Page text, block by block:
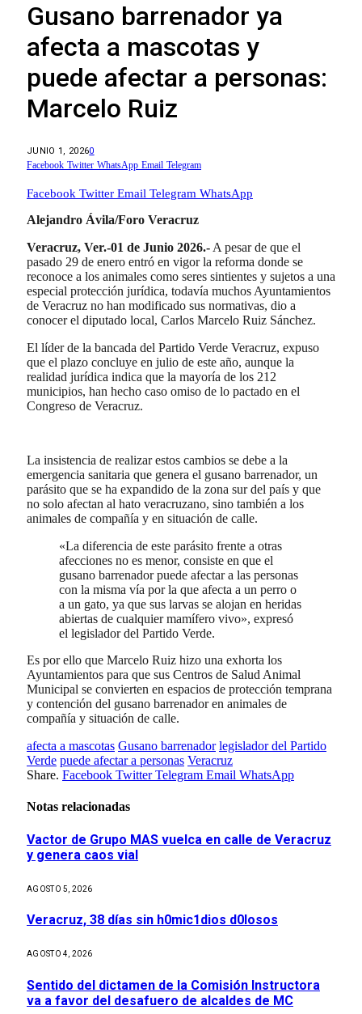
Gusano barrenador ya
afecta a mascotas y
puede afectar a personas:
Marcelo Ruiz
JUNIO 1, 20260
Facebook Twitter WhatsApp Email Telegram
Facebook Twitter Email Telegram WhatsApp
Alejandro Ávila/Foro Veracruz
Veracruz, Ver.-01 de Junio 2026.- A pesar de que el
pasado 29 de enero entró en vigor la reforma donde se
reconoce a los animales como seres sintientes y sujetos a una
especial protección jurídica, todavía muchos Ayuntamientos
de Veracruz no han modificado sus normativas, dio a
conocer el diputado local, Carlos Marcelo Ruiz Sánchez.
El líder de la bancada del Partido Verde Veracruz, expuso
que el plazo concluye en julio de este año, aunque la
realidad jurídica indica que la mayoría de los 212
municipios, han hecho caso omiso de lo pactado en el
Congreso de Veracruz.
La insistencia de realizar estos cambios se debe a la
emergencia sanitaria que genera el gusano barrenador, un
parásito que se ha expandido de la zona sur del país y que
no solo afectan al hato veracruzano, sino también a los
animales de compañía y en situación de calle.
«La diferencia de este parásito frente a otras
afecciones no es menor, consiste en que el
gusano barrenador puede afectar a las personas
con la misma vía por la que afecta a un perro o
a un gato, ya que sus larvas se alojan en heridas
abiertas de cualquier mamífero vivo», expresó
el legislador del Partido Verde.
Es por ello que Marcelo Ruiz hizo una exhorta los
Ayuntamientos para que sus Centros de Salud Animal
Municipal se convierten en espacios de protección temprana
y contención del gusano barrenador en animales de
compañía y situación de calle.
afecta a mascotas Gusano barrenador legislador del Partido
Verde puede afectar a personas Veracruz
Share. Facebook Twitter Telegram Email WhatsApp
Notas relacionadas
Vactor de Grupo MAS vuelca en calle de Veracruz
y genera caos vial
AGOSTO 5, 2026
Veracruz, 38 días sin h0mic1dios d0losos
AGOSTO 4, 2026
Sentido del dictamen de la Comisión Instructora
va a favor del desafuero de alcaldes de MC